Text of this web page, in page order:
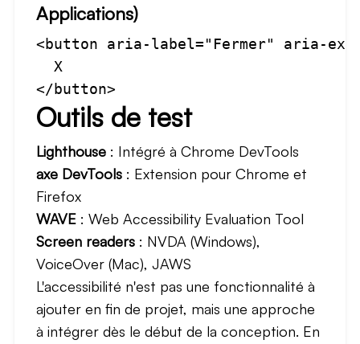
Applications)
<button aria-label="Fermer" aria-
  X
Outils de test
Lighthouse : Intégré à Chrome DevTools
axe DevTools : Extension pour Chrome et
Firefox
WAVE : Web Accessibility Evaluation Tool
Screen readers : NVDA (Windows),
VoiceOver (Mac), JAWS
L'accessibilité n'est pas une fonctionnalité à
ajouter en fin de projet, mais une approche
à intégrer dès le début de la conception. En